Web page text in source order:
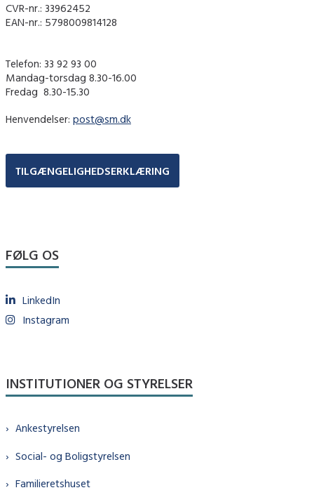
CVR-nr.: 33962452
EAN-nr.: 5798009814128
Telefon: 33 92 93 00
Mandag-torsdag 8.30-16.00
Fredag ​ 8.30-15.30
Henvendelser: post@sm.dk
TILGÆNGELIGHEDSERKLÆRING
FØLG OS
LinkedIn
Instagram
INSTITUTIONER OG STYRELSER
Ankestyrelsen
Social- og Boligstyrelsen
Familieretshuset